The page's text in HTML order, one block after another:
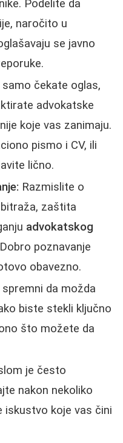
Podelite da
naročito u
se javno
čekate oglas,
advokatske
koje vas zanimaju.
pismo i CV, ili
lično.
Razmislite o
zaštita
advokatskog
poznavanje
obavezno.
spremni da možda
biste stekli ključno
što možete da
je često
nakon nekoliko
iskustvo koje vas čini